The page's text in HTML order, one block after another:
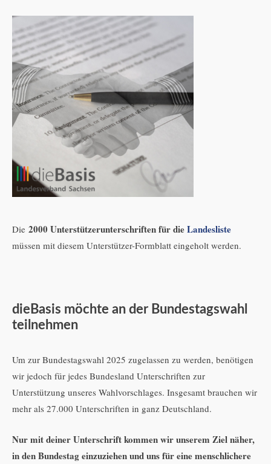
Die 2000 Unterstützerunterschriften für dieLandesliste
müssen mit diesem Unterstützer-Formblatt eingeholt werden.
dieBasis möchte an der Bundestagswahl
teilnehmen
Um zur Bundestagswahl 2025 zugelassen zu werden, benötigen
wir jedoch für jedes Bundesland Unterschriften zur
Unterstützung unseres Wahlvorschlages. Insgesamt brauchen wir
mehr als 27.000 Unterschriften in ganz Deutschland.
Nur mit deiner Unterschrift kommen wir unserem Ziel näher,
in den Bundestag einzuziehen und uns für eine menschlichere